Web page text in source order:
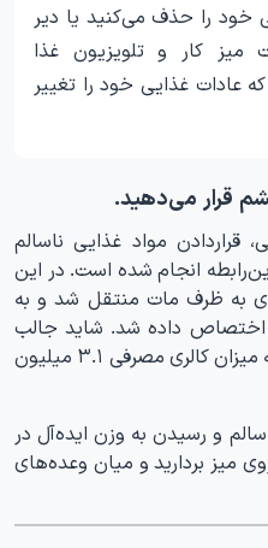
خود را حذف می‌کنید یا دیر
کار و تلویزیون غذا
عادات غذایی خود را تغییر
قراردادن مواد غذایی ناسالم
انجام شده است. در این
به ظرف مات منتقل شد و به
اختصاص داده شد. شاید جالب
باشد بدانید که تنها در هفت هفته میزان کالری مصرفی ۳.۱ میلیون
و رسیدن به وزن ایده‌آل در
میز بردارید و میان وعده‌های